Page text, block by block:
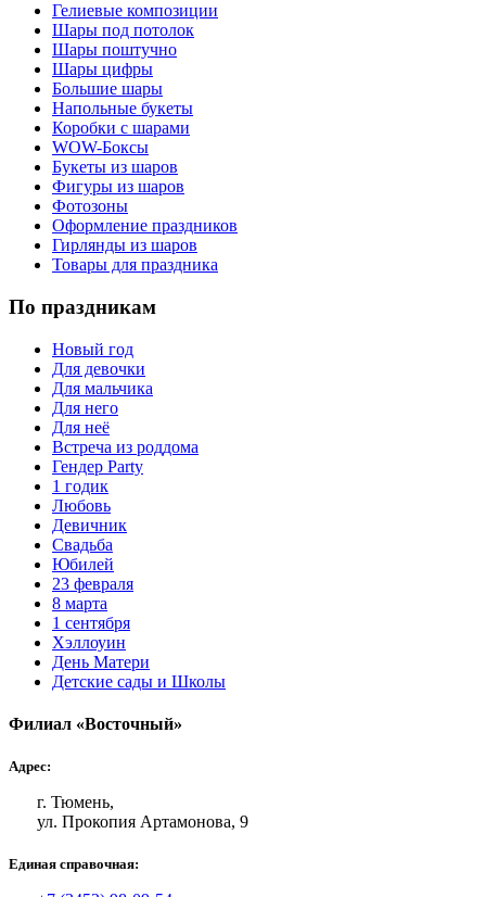
Гелиевые композиции
Шары под потолок
Шары поштучно
Шары цифры
Большие шары
Напольные букеты
Коробки с шарами
WOW-Боксы
Букеты из шаров
Фигуры из шаров
Фотозоны
Оформление праздников
Гирлянды из шаров
Товары для праздника
По праздникам
Новый год
Для девочки
Для мальчика
Для него
Для неё
Встреча из роддома
Гендер Party
1 годик
Любовь
Девичник
Свадьба
Юбилей
23 февраля
8 марта
1 сентября
Хэллоуин
День Матери
Детские сады и Школы
Филиал «Восточный»
Адрес:
г. Тюмень,
ул. Прокопия Артамонова, 9
Единая справочная: